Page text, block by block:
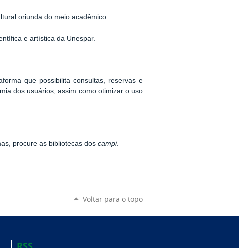
oriunda do meio acadêmico.
e artística da Unespar.
que possibilita consultas, reservas e
dos usuários, assim como otimizar o uso
procure as bibliotecas doscampi.
Voltar para o topo